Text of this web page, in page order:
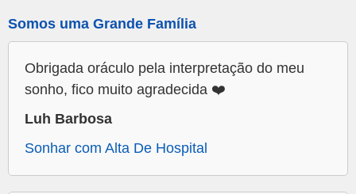
Somos uma Grande Família
Obrigada oráculo pela interpretação do meu
sonho, fico muito agradecida ❤️
Luh Barbosa
Sonhar com Alta De Hospital